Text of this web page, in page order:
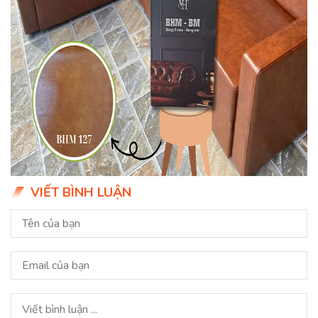
VIẾT BÌNH LUẬN